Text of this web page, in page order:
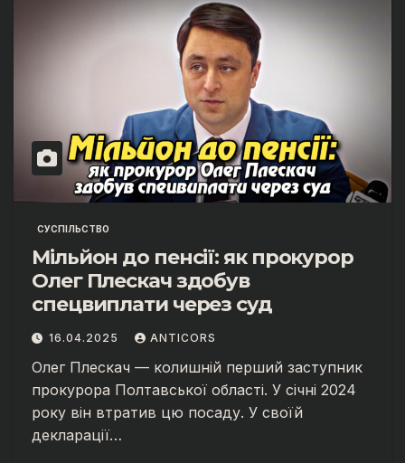
СУСПІЛЬСТВО
Мільйон до пенсії: як прокурор
Олег Плескач здобув
спецвиплати через суд
16.04.2025 ANTICORS
Олег Плескач — колишній перший заступник
прокурора Полтавської області. У січні 2024
року він втратив цю посаду. У своїй
декларації…